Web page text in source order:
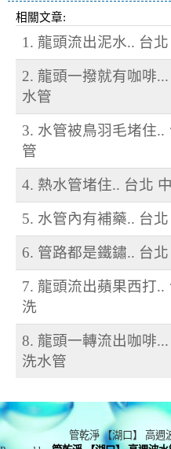
相關文章:
1. 龍頭流出泥水.. 台
2. 龍頭一撥就有咖啡
水管
3. 水管被鳥羽毛堵住
管
4. 熱水管堵住.. 台北
5. 水管內有補藥.. 台
6. 管路都是鐵鏽.. 台
7. 龍頭流出蘋果西打
洗
8. 龍頭一轉流出咖啡
洗水管
管乾淨 【湖口】 高週